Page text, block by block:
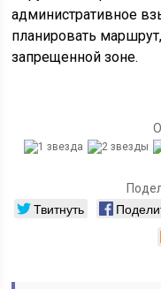
административное
планировать
запрещенной зоне.
Твитнуть